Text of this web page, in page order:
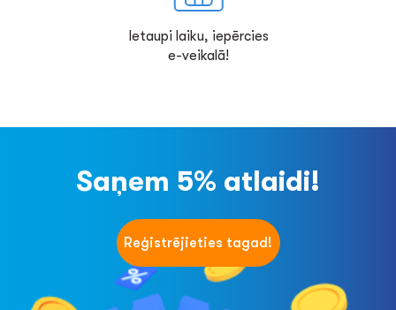
Ietaupi laiku, iepērcies
e-veikalā!
Saņem 5% atlaidi!
Reģistrējieties tagad!